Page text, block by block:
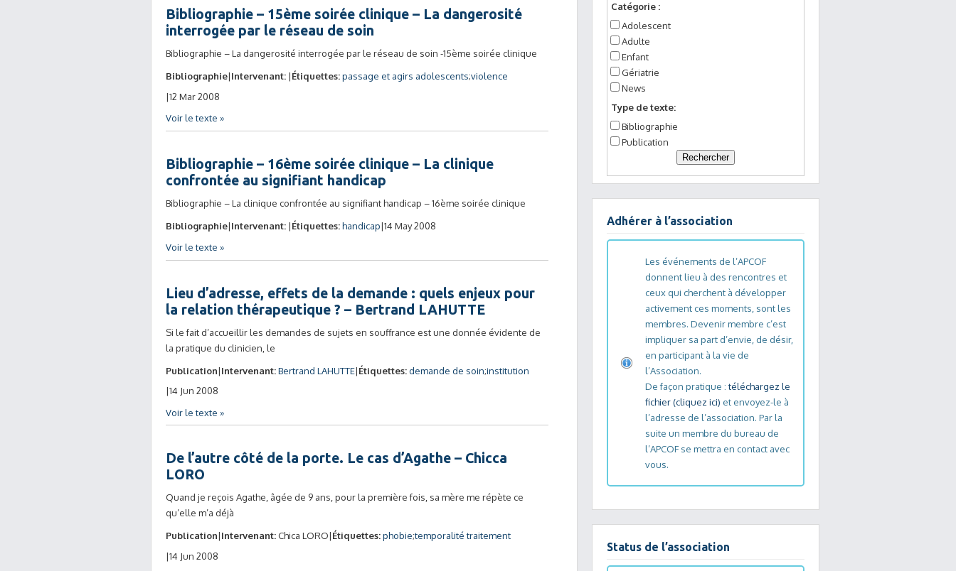
Bibliographie – 15ème soirée clinique – La dangerosité
interrogée par le réseau de soin
Bibliographie – La dangerosité interrogée par le réseau de soin -15ème soirée clinique
Bibliographie Intervenant: Étiquettes:passage et agirs adolescents violence
12 Mar 2008
Voir le texte »
Bibliographie – 16ème soirée clinique – La clinique
confrontée au signifiant handicap
Bibliographie – La clinique confrontée au signifiant handicap – 16ème soirée clinique
Bibliographie Intervenant: Étiquettes:handicap 14 May 2008
Voir le texte »
Lieu d’adresse, effets de la demande : quels enjeux pour
la relation thérapeutique ? – Bertrand LAHUTTE
Si le fait d’accueillir les demandes de sujets en souffrance est une donnée évidente de
la pratique du clinicien, le
Publication Intervenant:Bertrand LAHUTTE Étiquettes:demande de soin institution
14 Jun 2008
Voir le texte »
De l’autre côté de la porte. Le cas d’Agathe – Chicca
LORO
Quand je reçois Agathe, âgée de 9 ans, pour la première fois, sa mère me répète ce
qu’elle m’a déjà
Publication Intervenant:Chica LORO Étiquettes:phobie temporalité traitement
14 Jun 2008
Catégorie :
Adolescent
Adulte
Enfant
Gériatrie
News
Type de texte:
Bibliographie
Publication
Adhérer à l’association
Les événements de l’APCOF
donnent lieu à des rencontres et
ceux qui cherchent à développer
activement ces moments, sont les
membres. Devenir membre c’est
impliquer sa part d’envie, de désir,
en participant à la vie de
l’Association.
De façon pratique :téléchargez le
fichier (cliquez ici) et envoyez-le à
l’adresse de l’association. Par la
suite un membre du bureau de
l’APCOF se mettra en contact avec
vous.
Status de l’association